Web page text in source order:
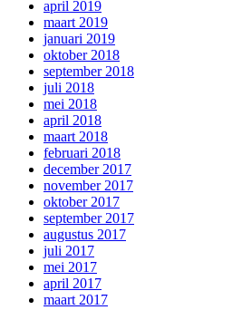
april 2019
maart 2019
januari 2019
oktober 2018
september 2018
juli 2018
mei 2018
april 2018
maart 2018
februari 2018
december 2017
november 2017
oktober 2017
september 2017
augustus 2017
juli 2017
mei 2017
april 2017
maart 2017